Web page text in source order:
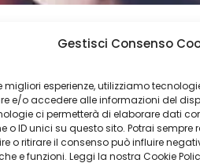
Gestisci Consenso
migliori esperienze, utilizziamo
e/o accedere alle informazioni del
ci permetterà di elaborare dati
o ID unici su questo sito. Potrai sempre
o ritirare il consenso può influire
e funzioni. Leggi la nostra Cookie
ORA